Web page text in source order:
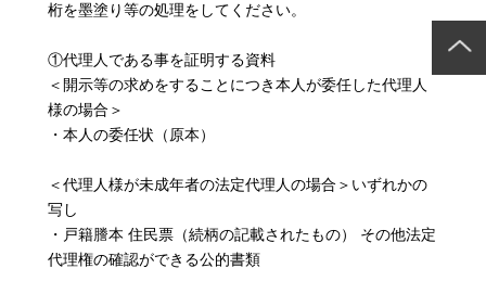
桁を墨塗り等の処理をしてください。
①代理人である事を証明する資料
＜開示等の求めをすることにつき本人が委任した代理人
様の場合＞
・本人の委任状（原本）
＜代理人様が未成年者の法定代理人の場合＞いずれかの
写し
・戸籍謄本 住民票（続柄の記載されたもの） その他法定
代理権の確認ができる公的書類